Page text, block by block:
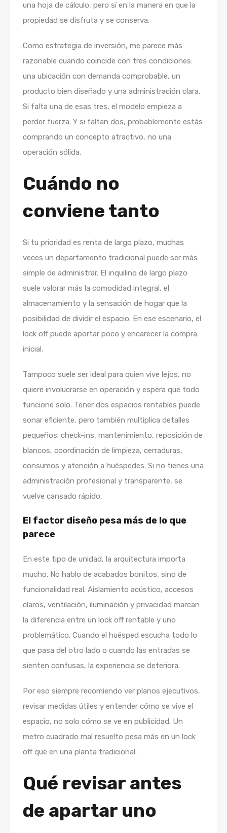
una hoja de cálculo, pero sí en la manera en que la
propiedad se disfruta y se conserva.
Como estrategia de inversión, me parece más
razonable cuando coincide con tres condiciones:
una ubicación con demanda comprobable, un
producto bien diseñado y una administración clara.
Si falta una de esas tres, el modelo empieza a
perder fuerza. Y si faltan dos, probablemente estás
comprando un concepto atractivo, no una
operación sólida.
Cuándo no
conviene tanto
Si tu prioridad es renta de largo plazo, muchas
veces un departamento tradicional puede ser más
simple de administrar. El inquilino de largo plazo
suele valorar más la comodidad integral, el
almacenamiento y la sensación de hogar que la
posibilidad de dividir el espacio. En ese escenario, el
lock off puede aportar poco y encarecer la compra
inicial.
Tampoco suele ser ideal para quien vive lejos, no
quiere involucrarse en operación y espera que todo
funcione solo. Tener dos espacios rentables puede
sonar eficiente, pero también multiplica detalles
pequeños: check-ins, mantenimiento, reposición de
blancos, coordinación de limpieza, cerraduras,
consumos y atención a huéspedes. Si no tienes una
administración profesional y transparente, se
vuelve cansado rápido.
El factor diseño pesa más de lo que
parece
En este tipo de unidad, la arquitectura importa
mucho. No hablo de acabados bonitos, sino de
funcionalidad real. Aislamiento acústico, accesos
claros, ventilación, iluminación y privacidad marcan
la diferencia entre un lock off rentable y uno
problemático. Cuando el huésped escucha todo lo
que pasa del otro lado o cuando las entradas se
sienten confusas, la experiencia se deteriora.
Por eso siempre recomiendo ver planos ejecutivos,
revisar medidas útiles y entender cómo se vive el
espacio, no solo cómo se ve en publicidad. Un
metro cuadrado mal resuelto pesa más en un lock
off que en una planta tradicional.
Qué revisar antes
de apartar uno